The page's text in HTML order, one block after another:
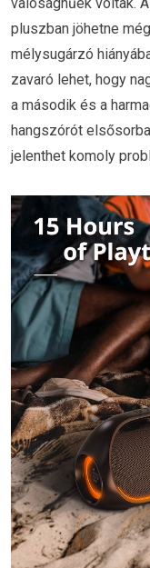
pluszban jöhetne
mélysugárzó
zavaró lehet, hogy
a második és a
hangszórót
jelenthet komoly